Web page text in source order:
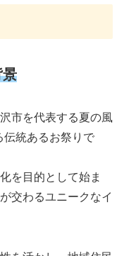
景
市を代表する夏の風
伝統あるお祭りで
を目的として始ま
交わるユニークなイ